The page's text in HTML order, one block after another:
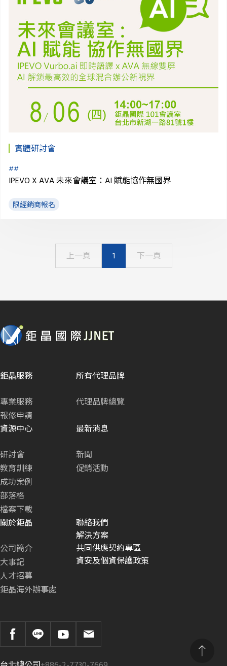
實體研討會
##
IPEVO X AVA 未來會議室：AI 賦能協作無國界
限經銷商報名
上一頁 1 下一頁
鉅晶服務
專業服務
報修申請
所有代理品牌
代理品牌總覽
資源中心
研討會
教育訓練
成功案例
部落格
檔案下載
最新消息
新聞
促銷活動
關於鉅晶
公司簡介
大事記
人才招募
鉅晶海外辦事處
聯絡我們
解決方案
共同供應契約專區
資安及個資保護政策